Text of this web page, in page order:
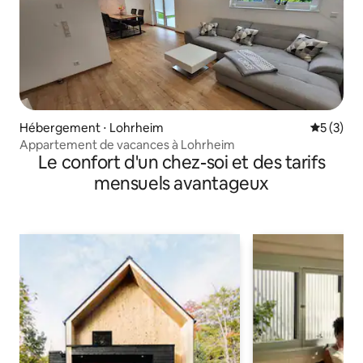
Hébergement ⋅ Lohrheim
5 (3)
Appartement de vacances à Lohrheim
Le confort d'un chez-soi et des tarifs
mensuels avantageux